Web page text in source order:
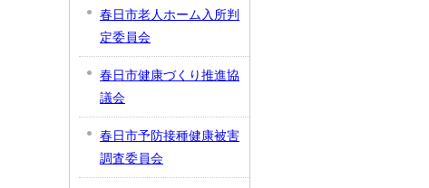
春日市老人ホーム入所判
定委員会
春日市健康づくり推進協
議会
春日市予防接種健康被害
調査委員会